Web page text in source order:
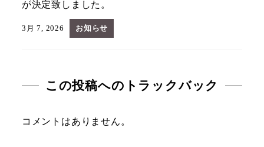
が決定致しました。
3月 7, 2026 お知らせ
この投稿へのトラックバック
コメントはありません。